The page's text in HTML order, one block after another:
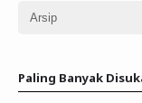
Paling Banyak